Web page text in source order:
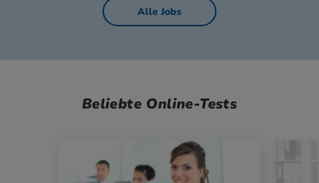
Alle Jobs
Beliebte Online-Tests